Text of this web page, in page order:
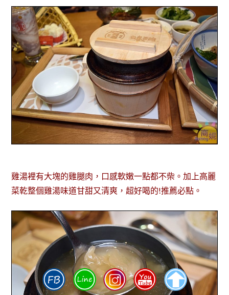
雞湯裡有大塊的雞腿肉，口感軟嫩一點都不柴。加上高麗
菜乾整個雞湯味道甘甜又清爽，超好喝的!推薦必點。